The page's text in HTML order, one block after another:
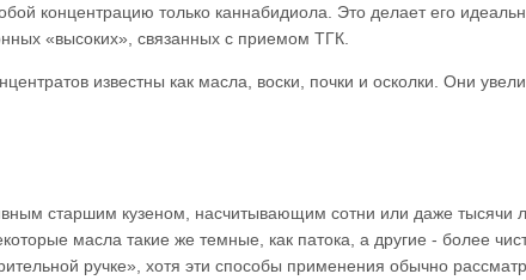
концентрацию только каннабидиола. Это делает его
«высоких», связанных с приемом ТГК.
известны как масла, воски, почки и осколки. Они
старшим кузеном, насчитывающим сотни или даже тысячи
масла такие же темные, как патока, а другие - более
ручке», хотя эти способы применения обычно